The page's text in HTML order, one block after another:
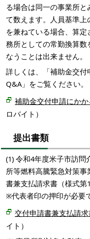
る場合は同一の事業所と
て数えます。人員基準上
を兼ねている場合、算
務所としての常勤換算数
なうことは出来ません。
詳しくは、「補助金交付
Q&A」をご覧ください。
補助金交付申請にか
ロバイト）
提出書類
(1) 令和4年度米子市訪問
所等燃料高騰緊急対策
書兼支払請求書（様式第1
※代表者印の押印が必要
交付申請書兼支払請求
イト）